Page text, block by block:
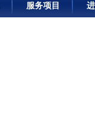
服务项目